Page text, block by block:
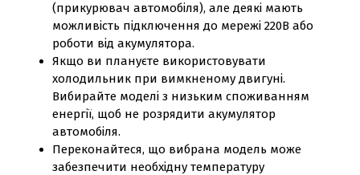
(прикурювач автомобіля), але деякі мають
можливість підключення до мережі 220В або
роботи від акумулятора.
Якщо ви плануєте використовувати
холодильник при вимкненому двигуні.
Вибирайте моделі з низьким споживанням
енергії, щоб не розрядити акумулятор
автомобіля.
Переконайтеся, що вибрана модель може
забезпечити необхідну температуру